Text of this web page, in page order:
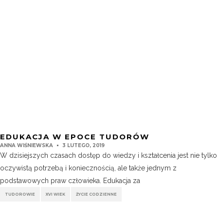
EDUKACJA W EPOCE TUDORÓW
ANNA WIŚNIEWSKA 3 LUTEGO, 2019
W dzisiejszych czasach dostęp do wiedzy i kształcenia jest nie tylko
oczywistą potrzebą i koniecznością, ale także jednym z
podstawowych praw człowieka. Edukacja za
TUDOROWIE XVI WIEK ŻYCIE CODZIENNE